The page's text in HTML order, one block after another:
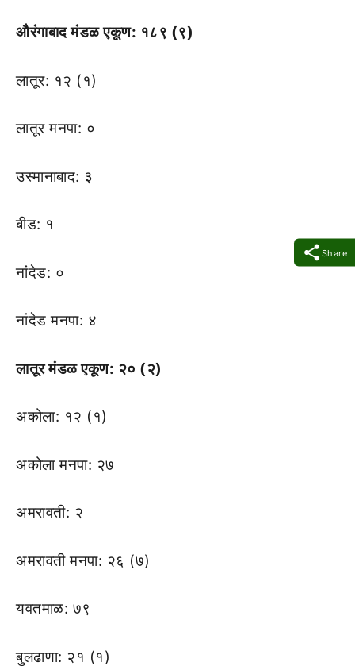
Share
औरंगाबाद मंडळ एकूण: १८९ (९)
लातूर: १२ (१)
लातूर मनपा: ०
उस्मानाबाद: ३
बीड: १
नांदेड: ०
नांदेड मनपा: ४
लातूर मंडळ एकूण: २० (२)
अकोला: १२ (१)
अकोला मनपा: २७
अमरावती: २
अमरावती मनपा: २६ (७)
यवतमाळ: ७९
बुलढाणा: २१ (१)